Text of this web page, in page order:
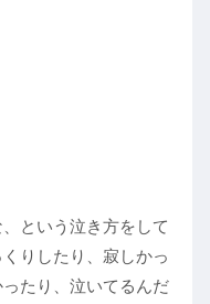
という泣き方をして
りしたり、寂しかっ
たり、泣いてるんだ